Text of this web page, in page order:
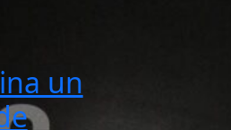
un